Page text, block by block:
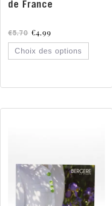
de France
€5.70 €4.99
Choix des options